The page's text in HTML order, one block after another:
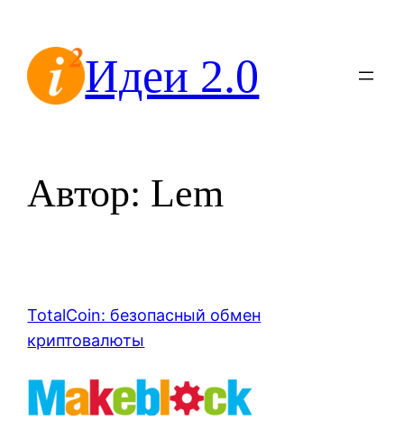
содержимомуИдеи 2.0
Автор: Lem
TotalCoin: безопасный обмен
криптовалюты